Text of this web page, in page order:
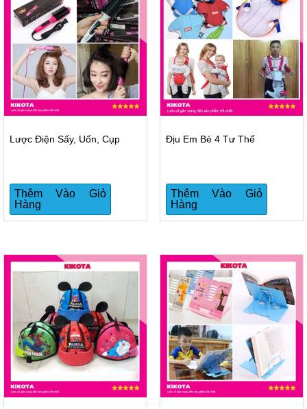
Lược Điện Sấy, Uốn, Cụp
Thêm Vào Giỏ
Hàng
Địu Em Bé 4 Tư Thế
Thêm Vào Giỏ
Hàng